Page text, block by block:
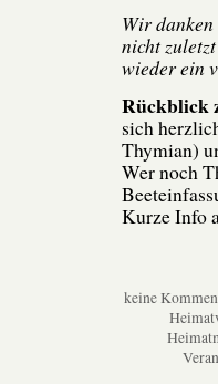
Wir
nicht
wieder ein
Rückblick
sich
Thymian)
Wer noch
Kurze Info
keine